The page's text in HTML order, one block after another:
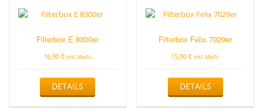
Filterbox E 8300er
16,90 € inkl. MwSt.
DETAILS
Filterbox Felix 7029er
15,90€ inkl. MwSt.
DETAILS